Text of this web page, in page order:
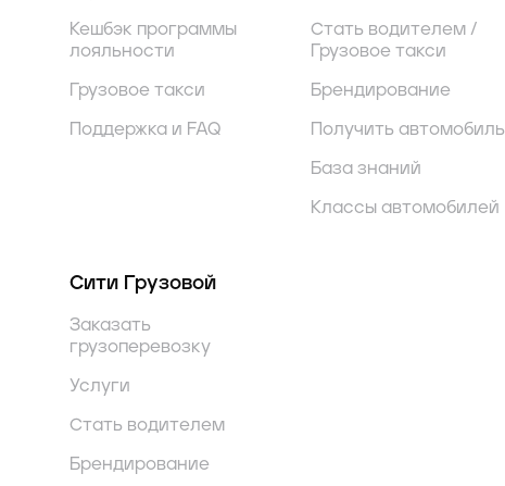
Кешбэк программы
лояльности
Грузовое такси
Поддержка и FAQ
Стать водителем /
Грузовое такси
Брендирование
Получить автомобиль
База знаний
Классы автомобилей
Сити Грузовой
Заказать
грузоперевозку
Услуги
Стать водителем
Брендирование